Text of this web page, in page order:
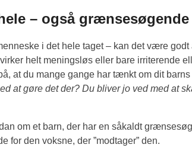
– også
i det hele taget – kan det være godt
helt meningsløs eller bare irriterende
at du mange gange har tænkt om dit
at gøre det der? Du bliver jo ved med at
om et barn, der har en såkaldt
den voksne, der ”modtager” den.